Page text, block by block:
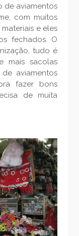
de aviamentos
com muitos
e eles
fechados. O
tudo é
mais sacolas
aviamentos
fazer bons
de muita